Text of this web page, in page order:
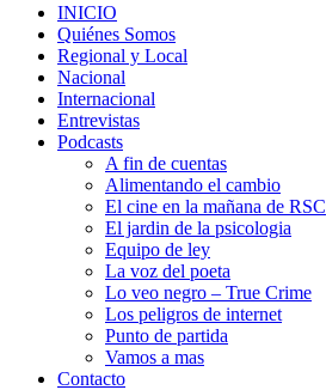
INICIO
Quiénes Somos
Regional y Local
Nacional
Internacional
Entrevistas
Podcasts
A fin de cuentas
Alimentando el cambio
El cine en la mañana de RSC
El jardin de la psicologia
Equipo de ley
La voz del poeta
Lo veo negro – True Crime
Los peligros de internet
Punto de partida
Vamos a mas
Contacto